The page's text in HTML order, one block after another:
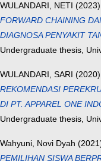
WULANDARI, NETI (2023)
FORWARD CHAINING
DIAGNOSA PENYAKIT
Undergraduate thesis,
WULANDARI, SARI (2020)
REKOMENDASI
DI PT. APPAREL ONE
Undergraduate thesis,
Wahyuni, Novi Dyah
PEMILIHAN SISWA